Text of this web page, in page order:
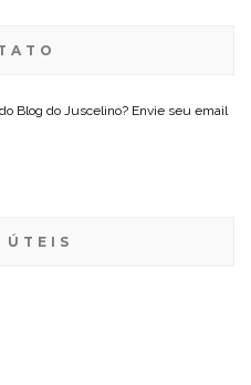
Blog do Juscelino? Envie seu email
ÚTEIS